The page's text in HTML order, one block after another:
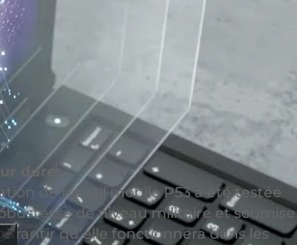
durer
de travail mobile P53 a été testée
de niveau militaire et soumise
qu’elle fonctionnera dans les